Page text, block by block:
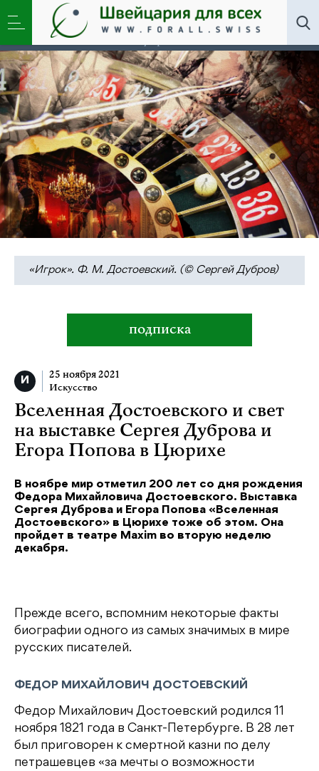
Искусство Новости»Вселенная Достоевского и
свет на выставке Сергея Дуброва и Егора Попова в
«Игрок». Ф. М. Достоевский. (© Сергей Дубров)
подписка
25 ноября 2021
Искусство
Вселенная Достоевского и свет
на выставке Сергея Дуброва и
Егора Попова в Цюрихе
В ноябре мир отметил 200 лет со дня рождения
Федора Михайловича Достоевского. Выставка
Сергея Дуброва и Егора Попова «Вселенная
Достоевского» в Цюрихе тоже об этом. Она
пройдет в театре Maxim во вторую неделю
декабря.
Прежде всего, вспомним некоторые факты
биографии одного из самых значимых в мире
русских писателей.
ФЕДОР МИХАЙЛОВИЧ ДОСТОЕВСКИЙ
Федор Михайлович Достоевский родился 11
ноября 1821 года в Санкт-Петербурге. В 28 лет
был приговорен к смертной казни по делу
петрашевцев «за мечты о возможности